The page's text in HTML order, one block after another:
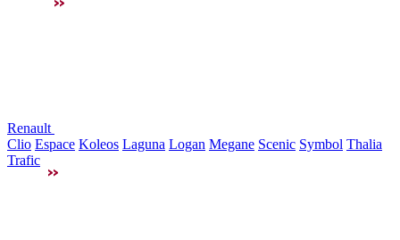
Renault
Clio Espace Koleos Laguna Logan Megane Scenic Symbol Thalia
Trafic